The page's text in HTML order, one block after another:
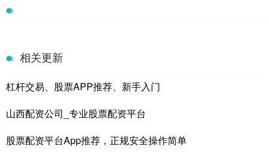
相关更新
杠杆交易、股票APP推荐、新手入门
山西配资公司_专业股票配资平台
股票配资平台App推荐，正规安全操作简单